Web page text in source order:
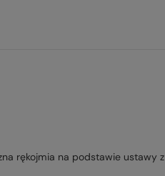
rękojmia na podstawie ustawy z